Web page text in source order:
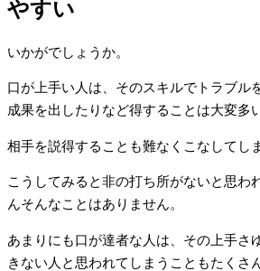
やすい
いかがでしょうか。
口が上手い人は、そのスキルでトラブル
成果を出したりなど得することは大変多
相手を説得することも難なくこなしてし
こうしてみると非の打ち所がないと思わ
んそんなことはありません。
あまりにも口が達者な人は、その上手さ
きない人と思われてしまうこともたくさ